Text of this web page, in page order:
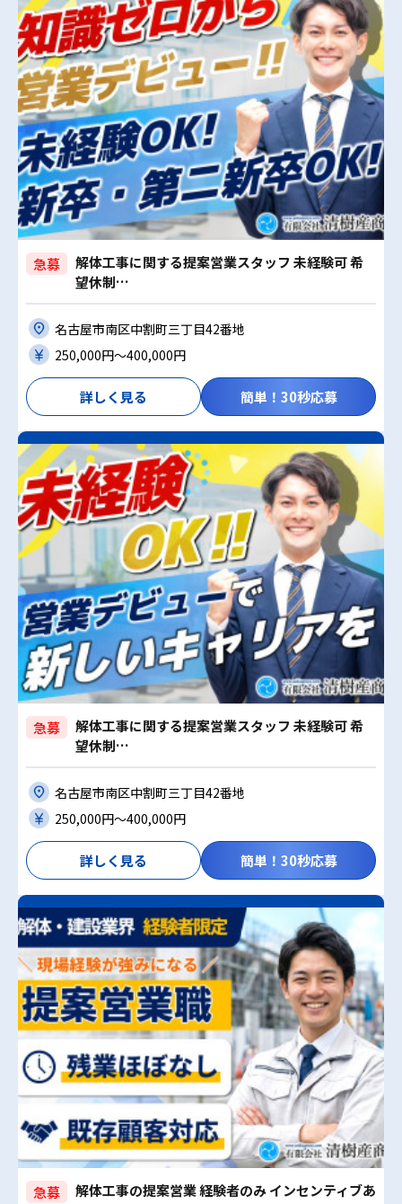
急募
解体工事に関する提案営業スタッフ 未経験可 希
望休制…
名古屋市南区中割町三丁目42番地
250,000円〜400,000円
詳しく見る 簡単！30秒応募
急募
解体工事に関する提案営業スタッフ 未経験可 希
望休制…
名古屋市南区中割町三丁目42番地
250,000円〜400,000円
詳しく見る 簡単！30秒応募
急募
解体工事の提案営業 経験者のみ インセンティブあ